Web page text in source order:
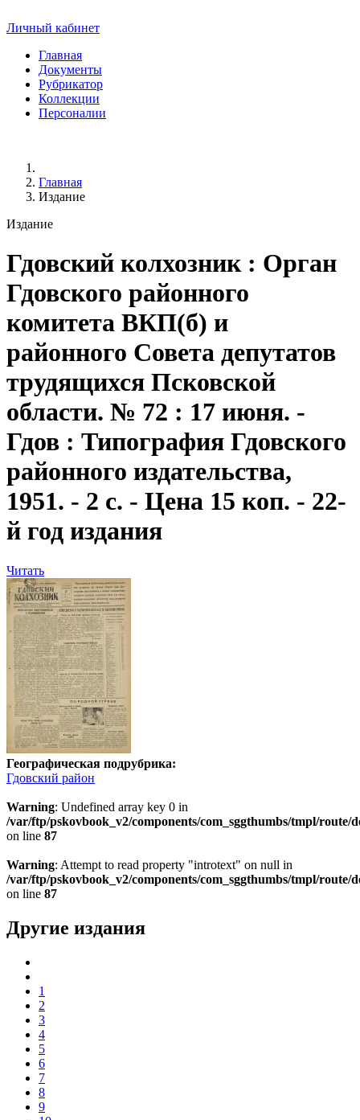
Личный кабинет
Главная
Документы
Рубрикатор
Коллекции
Персоналии
Главная
Издание
Издание
Гдовский колхозник: Орган
Гдовского районного
комитета ВКП(б) и
районного Совета депутатов
трудящихся Псковской
области. № 72 : 17 июня. -
Гдов : Типография Гдовского
районного издательства,
1951. - 2 с. - Цена 15 коп. - 22-
й год издания
Читать
Географическая подрубрика:
Гдовский район
Warning: Undefined array key 0 in
/var/ftp/pskovbook_v2/components/com_sggthumbs/tmpl/route/
on line 87
Warning: Attempt to read property "introtext" on null in
/var/ftp/pskovbook_v2/components/com_sggthumbs/tmpl/route/
on line 87
Другие издания
1
2
3
4
5
6
7
8
9